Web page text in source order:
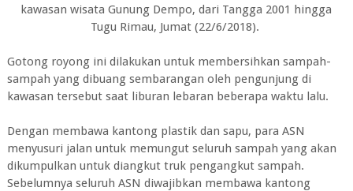
kawasan wisata Gunung Dempo, dari Tangga 2001 hingga
Tugu Rimau, Jumat (22/6/2018).
Gotong royong ini dilakukan untuk membersihkan sampah-
sampah yang dibuang sembarangan oleh pengunjung di
kawasan tersebut saat liburan lebaran beberapa waktu lalu.
Dengan membawa kantong plastik dan sapu, para ASN
menyusuri jalan untuk memungut seluruh sampah yang akan
dikumpulkan untuk diangkut truk pengangkut sampah.
Sebelumnya seluruh ASN diwajibkan membawa kantong